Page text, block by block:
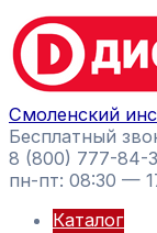
Перейти
к
содержимому
Смоленский
Бесплатный
8 (800) 777-84-
пн-пт: 08:30 —
Каталог
Поиск
товаров